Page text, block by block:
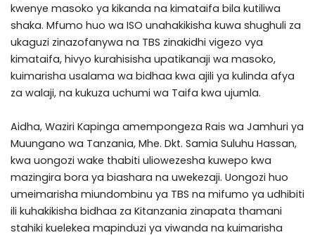
kwenye masoko ya kikanda na kimataifa bila kutiliwa
shaka. Mfumo huo wa ISO unahakikisha kuwa shughuli za
ukaguzi zinazofanywa na TBS zinakidhi vigezo vya
kimataifa, hivyo kurahisisha upatikanaji wa masoko,
kuimarisha usalama wa bidhaa kwa ajili ya kulinda afya
za walaji, na kukuza uchumi wa Taifa kwa ujumla.
Aidha, Waziri Kapinga amempongeza Rais wa Jamhuri ya
Muungano wa Tanzania, Mhe. Dkt. Samia Suluhu Hassan,
kwa uongozi wake thabiti uliowezesha kuwepo kwa
mazingira bora ya biashara na uwekezaji. Uongozi huo
umeimarisha miundombinu ya TBS na mifumo ya udhibiti
ili kuhakikisha bidhaa za Kitanzania zinapata thamani
stahiki kuelekea mapinduzi ya viwanda na kuimarisha